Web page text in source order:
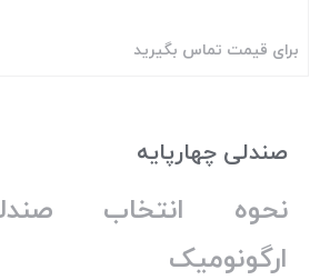
برای قیمت تماس بگیرید
صندلی چهارپایه
نحوه انتخاب
ارگونومیک